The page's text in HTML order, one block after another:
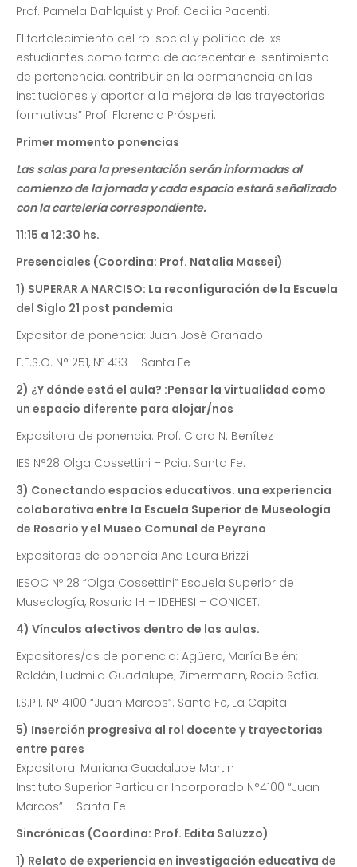
Prof. Pamela Dahlquist y Prof. Cecilia Pacenti.
El fortalecimiento del rol social y político de lxs
estudiantes como forma de acrecentar el sentimiento
de pertenencia, contribuir en la permanencia en las
instituciones y aportar a la mejora de las trayectorias
formativas” Prof. Florencia Prósperi.
Primer momento ponencias
Las salas para la presentación serán informadas al
comienzo de la jornada y cada espacio estará señalizado
con la cartelería correspondiente.
11:15 a 12:30 hs.
Presenciales (Coordina: Prof. Natalia Massei)
1) SUPERAR A NARCISO: La reconfiguración de la Escuela
del Siglo 21 post pandemia
Expositor de ponencia: Juan José Granado
E.E.S.O. N° 251, Nº 433 – Santa Fe
2) ¿Y dónde está el aula? :Pensar la virtualidad como
un espacio diferente para alojar/nos
Expositora de ponencia: Prof. Clara N. Benítez
IES N°28 Olga Cossettini – Pcia. Santa Fe.
3) Conectando espacios educativos. una experiencia
colaborativa entre la Escuela Superior de Museología
de Rosario y el Museo Comunal de Peyrano
Expositoras de ponencia Ana Laura Brizzi
IESOC Nº 28 “Olga Cossettini” Escuela Superior de
Museología, Rosario IH – IDEHESI – CONICET.
4) Vínculos afectivos dentro de las aulas.
Expositores/as de ponencia: Agüero, María Belén;
Roldán, Ludmila Guadalupe; Zimermann, Rocío Sofía.
I.S.P.I. N° 4100 “Juan Marcos”. Santa Fe, La Capital
5) Inserción progresiva al rol docente y trayectorias
entre pares
Expositora: Mariana Guadalupe Martin
Instituto Superior Particular Incorporado N°4100 “Juan
Marcos” – Santa Fe
Sincrónicas (Coordina: Prof. Edita Saluzzo)
1) Relato de experiencia en investigación educativa de